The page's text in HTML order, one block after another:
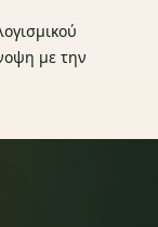
με την